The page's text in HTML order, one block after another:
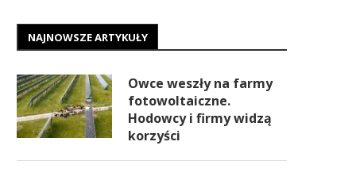
NAJNOWSZE ARTYKUŁY
Owce weszły na farmy
fotowoltaiczne.
Hodowcy i firmy widzą
korzyści